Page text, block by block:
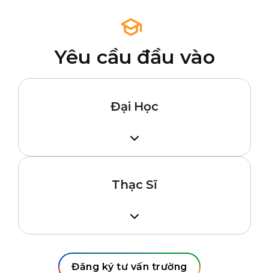
Yêu cầu đầu vào
Đại Học
Thạc Sĩ
Đăng ký tư vấn trường